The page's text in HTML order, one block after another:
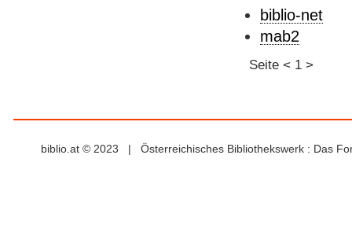
biblio-net
mab2
Seite < 1 >
biblio.at © 2023 | Österreichisches Bibliothekswerk : Das